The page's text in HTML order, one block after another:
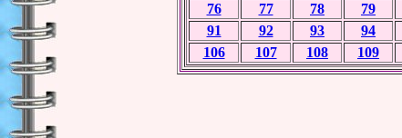
76
77 78 79
91
92 93 94
106
107 108 109